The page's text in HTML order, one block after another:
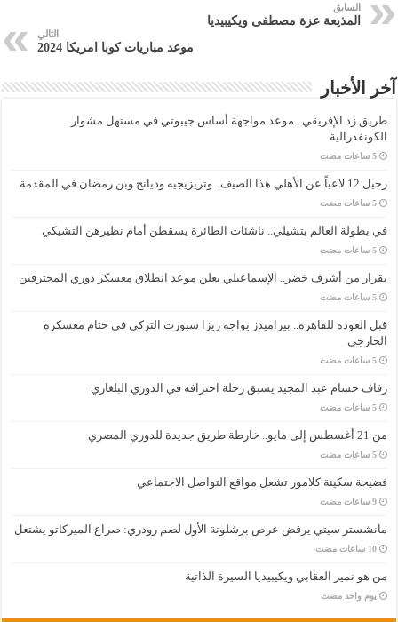
السابق
المذيعة عزة مصطفى ويكيبيديا
التالي
موعد مباريات كوبا امريكا 2024
آخر الأخبار
طريق زد الإفريقي.. موعد مواجهة أساس جيبوتي في مستهل مشوار
الكونفدرالية
‏5 ساعات مضت
رحيل 12 لاعباً عن الأهلي هذا الصيف.. وتريزيجيه وديانج وبن رمضان في المقدمة
‏5 ساعات مضت
في بطولة العالم بتشيلي.. ناشئات الطائرة يسقطن أمام نظيرهن التشيكي
‏5 ساعات مضت
بقرار من أشرف خضر.. الإسماعيلي يعلن موعد انطلاق معسكر دوري المحترفين
‏5 ساعات مضت
قبل العودة للقاهرة.. بيراميدز يواجه ريزا سبورت التركي في ختام معسكره
الخارجي
‏5 ساعات مضت
زفاف حسام عبد المجيد يسبق رحلة احترافه في الدوري البلغاري
‏5 ساعات مضت
من 21 أغسطس إلى مايو.. خارطة طريق جديدة للدوري المصري
‏5 ساعات مضت
فضيحة سكينة كلامور تشعل مواقع التواصل الاجتماعي
‏9 ساعات مضت
مانشستر سيتي يرفض عرض برشلونة الأول لضم رودري: صراع الميركاتو يشتعل
‏10 ساعات مضت
من هو نمير العقابي ويكيبيديا السيرة الذاتية
‏يوم واحد مضت